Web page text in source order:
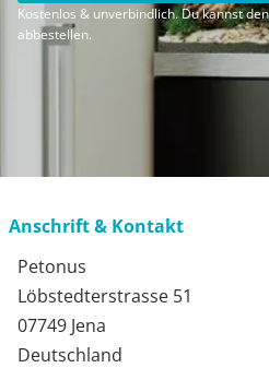
Kostenlos & unverbindlich. Du kannst
abbestellen.
Anschrift & Kontakt
Petonus
Löbstedterstrasse 51
07749 Jena
Deutschland